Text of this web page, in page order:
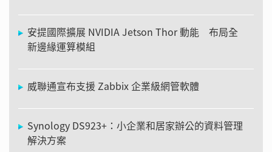
安提國際擴展 NVIDIA Jetson Thor 動能 布局全
新邊緣運算模組
威聯通宣布支援 Zabbix 企業級網管軟體
Synology DS923+：小企業和居家辦公的資料管理
解決方案